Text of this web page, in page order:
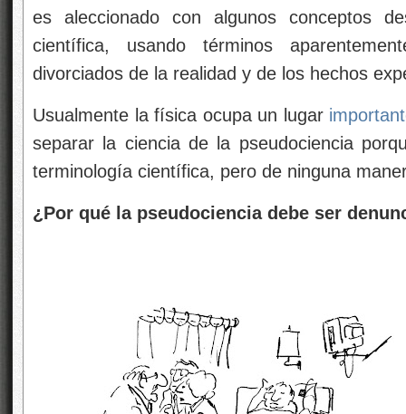
es aleccionado con algunos conceptos
científica, usando términos
divorciados de la realidad y de los hechos
Usualmente la física ocupa un lugar
separar la ciencia de la pseudociencia
terminología científica, pero de ninguna
¿Por qué la pseudociencia debe ser